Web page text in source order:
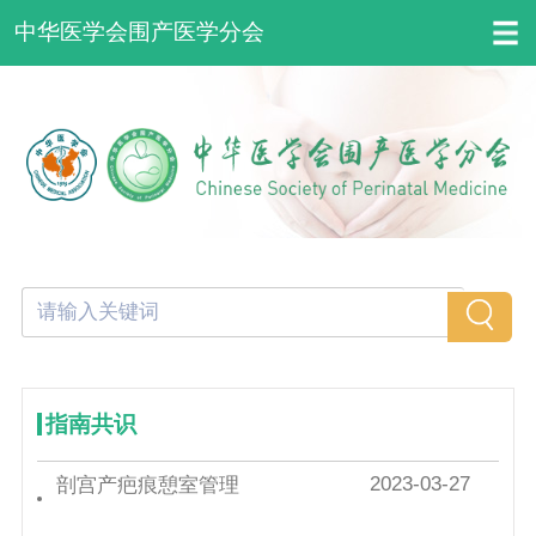
中华医学会围产医学分会
指南共识
剖宫产疤痕憩室管理 2023-03-27